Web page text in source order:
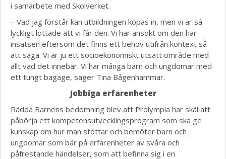
i samarbete med Skolverket.
– Vad jag förstår kan utbildningen köpas in, men vi är så
lyckligt lottade att vi får den. Vi har ansökt om den här
insatsen eftersom det finns ett behov utifrån kontext så
att säga. Vi är ju ett socioekonomiskt utsatt område med
allt vad det innebär. Vi har många barn och ungdomar med
ett tungt bagage, säger Tina Bågenhammar.
Jobbiga erfarenheter
Rädda Barnens bedömning blev att Prolympia har skäl att
påbörja ett kompetensutvecklingsprogram som ska ge
kunskap om hur man stöttar och bemöter barn och
ungdomar som bär på erfarenheter av svåra och
påfrestande händelser, som att befinna sig i en